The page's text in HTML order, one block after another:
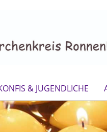
& JUGENDLICHE